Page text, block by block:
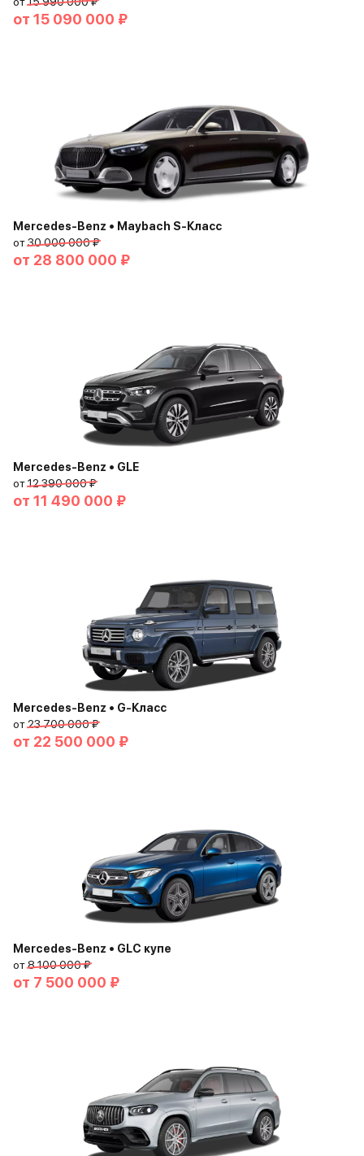
от 15 090 000 ₽
Mercedes-Benz • Maybach S-Класс
от30 000 000 ₽
от 28 800 000 ₽
Mercedes-Benz • GLE
от12 390 000 ₽
от 11 490 000 ₽
Mercedes-Benz • G-Класс
от23 700 000 ₽
от 22 500 000 ₽
Mercedes-Benz • GLC купе
от8 100 000 ₽
от 7 500 000 ₽